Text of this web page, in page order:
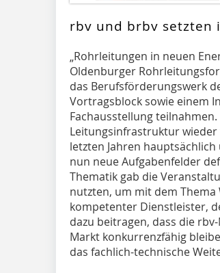
rbv und brbv setzten
„Rohrleitungen in neuen
Oldenburger
das Berufsförderungswerk
Vortragsblock sowie einem
Fachausstellung
Leitungsinfrastruktur
letzten Jahren
nun neue Aufgabenfelder
Thematik gab die
nutzten, um mit dem Thema
kompetenter Dienstleister,
dazu beitragen, dass die
Markt konkurrenzfähig
das fachlich-technische